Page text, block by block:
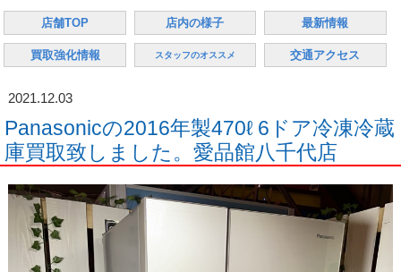
店舗TOP 店内の様子 最新情報
買取強化情報 スタッフのオススメ 交通アクセス
2021.12.03
Panasonicの2016年製470ℓ 6ドア冷凍冷蔵
庫買取致しました。愛品館八千代店